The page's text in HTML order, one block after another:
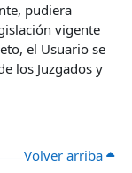
pudiera
vigente
el Usuario se
los Juzgados y
Volver arriba